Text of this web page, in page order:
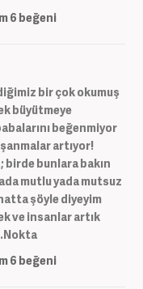
6 beğeni
bir çok okumuş
büyütmeye
beğenmiyor
artıyor!
birde bunlara bakın
mutlu yada mutsuz
şöyle diyeyim
ve insanlar artık
6 beğeni